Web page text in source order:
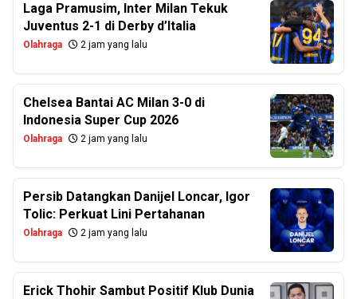
Laga Pramusim, Inter Milan Tekuk
Juventus 2-1 di Derby d’Italia
Olahraga 2 jam yang lalu
Chelsea Bantai AC Milan 3-0 di
Indonesia Super Cup 2026
Olahraga 2 jam yang lalu
Persib Datangkan Danijel Loncar, Igor
Tolic: Perkuat Lini Pertahanan
Olahraga 2 jam yang lalu
Erick Thohir Sambut Positif Klub Dunia